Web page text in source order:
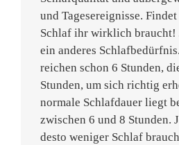
und Tagesereignisse.
Schlaf ihr wirklich braucht!
ein anderes
reichen schon 6 Stunden,
Stunden, um sich richtig
normale Schlafdauer liegt
zwischen 6 und 8 Stunden.
desto weniger Schlaf